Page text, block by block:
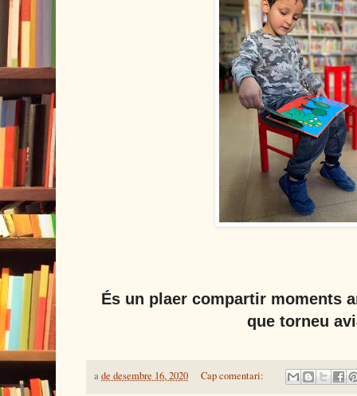
És un plaer compartir moments
que torneu
ade desembre 16, 2020 Cap comentari: